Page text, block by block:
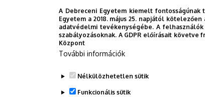
Egészségügyi Szolgáltató
Klinikák
Alárendelt szervezeti egységek
Bőr- és Nemibeteg Gondozó
A Debreceni Egyetem kiemelt
Egyetem a 2018. május 25. napjától
adatvédelmi tevékenységébe. A
szabályozásoknak. A GDPR előírásait
Központ
További információk
Nélkülözhetetlen sütik
Funkcionális sütik